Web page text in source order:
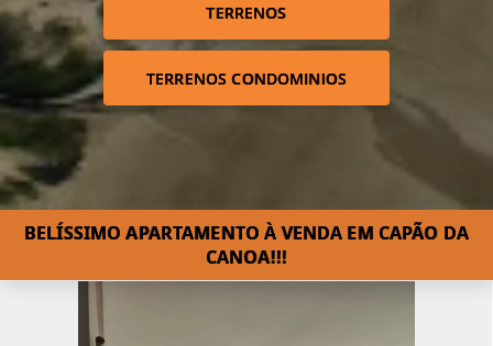
TERRENOS
TERRENOS CONDOMINIOS
BELÍSSIMO APARTAMENTO À VENDA EM CAPÃO DA
CANOA!⁣!!